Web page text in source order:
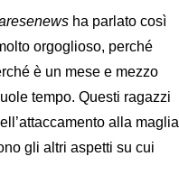
ha parlato così
orgoglioso, perché
è un mese e mezzo
tempo. Questi ragazzi
alla maglia
gli altri aspetti su cui